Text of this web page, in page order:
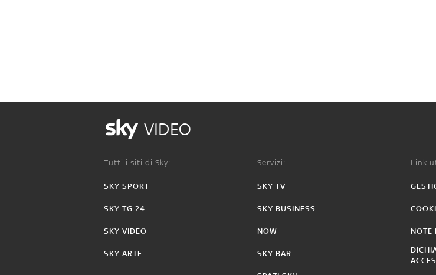
VIDEO
Tutti i siti di Sky:
SKY SPORT
SKY TG 24
SKY VIDEO
SKY ARTE
Servizi:
SKY TV
SKY BUSINESS
NOW
SKY BAR
Link
NOTE